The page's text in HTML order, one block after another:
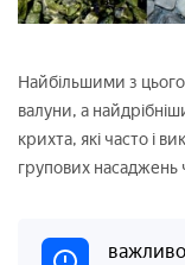
Найбільшими з
валуни, а
крихта, які часто і
групових насаджень